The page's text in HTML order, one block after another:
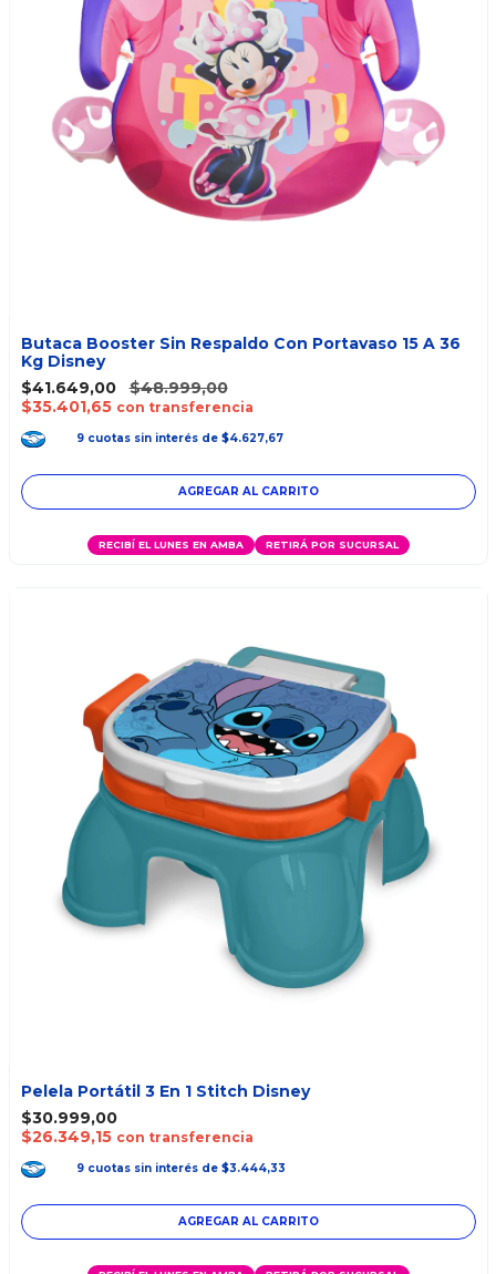
Butaca Booster Sin Respaldo Con Portavaso 15 A 36
Kg Disney
$41.649,00
$48.999,00
$35.401,65 con transferencia
9 cuotas sin interés de $4.627,67
AGREGAR AL CARRITO
RECIBÍ EL LUNES EN AMBA RETIRÁ POR SUCURSAL
Pelela Portátil 3 En 1 Stitch Disney
$30.999,00
$26.349,15 con transferencia
9 cuotas sin interés de $3.444,33